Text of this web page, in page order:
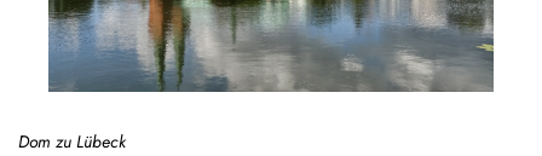
Dom zu Lübeck